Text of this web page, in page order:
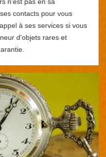
contacts pour vous
à ses services si vous
d'objets rares et